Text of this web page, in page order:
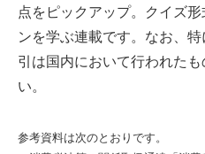
点をピックアップ。クイズ
ンを学ぶ連載です。なお、
引は国内において行われた
い。
参考資料は次のとおりです。